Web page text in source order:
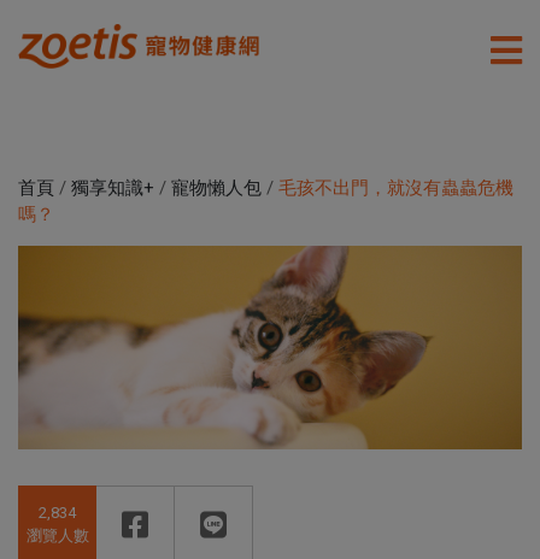
首頁 / 獨享知識+ / 寵物懶人包 / 毛孩不出門，就沒有蟲蟲危機
嗎？
2,834
瀏覽人數